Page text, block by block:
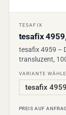
TESAFIX
tesafix
tesafix 4959 –
transluzent,
VARIANTE
PREIS AUF